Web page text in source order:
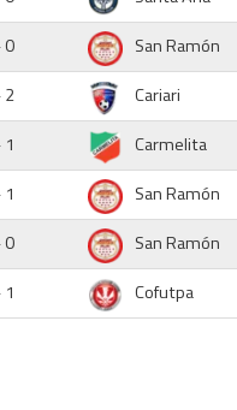
0 San Ramón
2 Cariari
Carmelita
San Ramón
0 San Ramón
Cofutpa